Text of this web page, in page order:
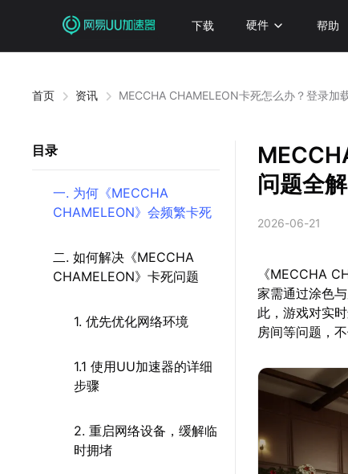
下载 硬件 帮助
首页 资讯 MECCHA CHAMELEON卡死怎么办？登录加
目录
一. 为何《MECCHA
CHAMELEON》会频繁卡死
二. 如何解决《MECCHA
CHAMELEON》卡死问题
1. 优先优化网络环境
1.1 使用UU加速器的详细
步骤
2. 重启网络设备，缓解临
时拥堵
问题全解
2026-06-21
《MECCHA
家需通过涂色
此，游戏对实
房间等问题，